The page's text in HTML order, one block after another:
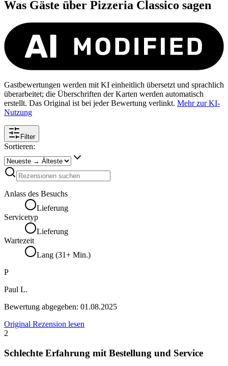
Was Gäste über Pizzeria Classico sagen
Gastbewertungen werden mit KI einheitlich übersetzt und sprachlich
überarbeitet; die Überschriften der Karten werden automatisch
erstellt. Das Original ist bei jeder Bewertung verlinkt. Mehr zur KI-
Nutzung
Filter
Sortieren:
Anlass des Besuchs
Lieferung
Servicetyp
Lieferung
Wartezeit
Lang (31+ Min.)
P
Paul L.
Bewertung abgegeben: 01.08.2025
Original Rezension lesen
2
Schlechte Erfahrung mit Bestellung und Service